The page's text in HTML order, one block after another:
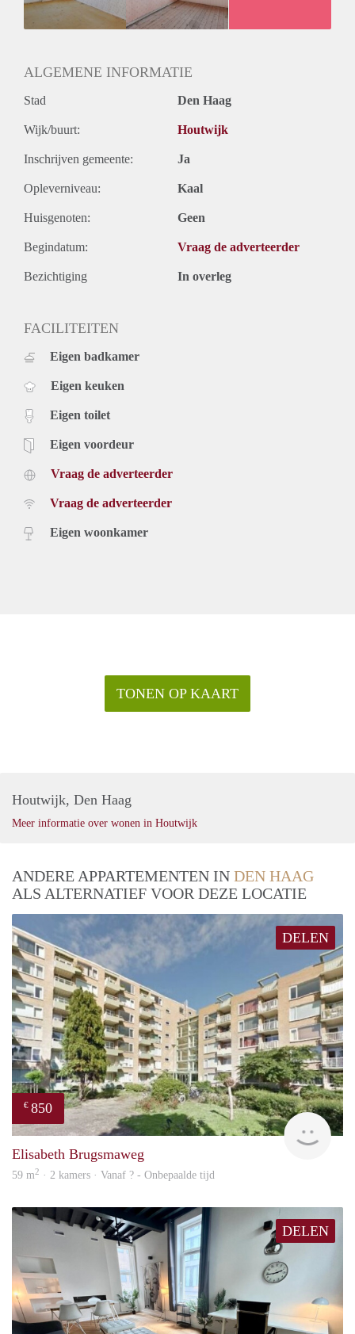
ALGEMENE INFORMATIE
Stad Den Haag
Wijk/buurt: Houtwijk
Inschrijven gemeente: Ja
Opleverniveau: Kaal
Huisgenoten: Geen
Begindatum: Vraag de adverteerder
Bezichtiging In overleg
FACILITEITEN
Eigen badkamer
Eigen keuken
Eigen toilet
Eigen voordeur
Vraag de adverteerder
Vraag de adverteerder
Eigen woonkamer
TONEN OP KAART
Houtwijk, Den Haag
Meer informatie over wonen in Houtwijk
ANDERE APPARTEMENTEN IN DEN HAAG
ALS ALTERNATIEF VOOR DEZE LOCATIE
DELEN
€ 850
Elisabeth Brugsmaweg
59 m2 · 2 kamers · Vanaf ? - Onbepaalde tijd
DELEN